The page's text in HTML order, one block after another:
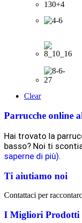
Clear
Parrucche online
Hai trovato la
basso? Noi ti
saperne di più).
Ti aiutiamo noi
Contattaci per
I Migliori Prodotti